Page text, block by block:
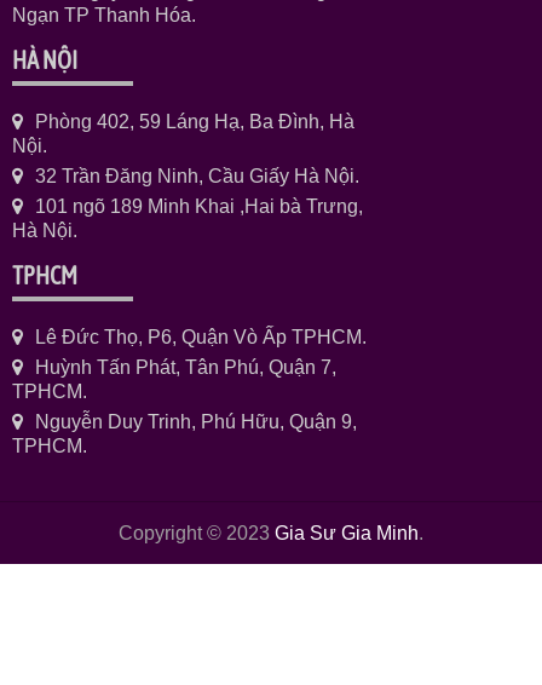
Ngạn TP Thanh Hóa.
HÀ NỘI
Phòng 402, 59 Láng Hạ, Ba Đình, Hà
Nội.
32 Trần Đăng Ninh, Cầu Giấy Hà Nội.
101 ngõ 189 Minh Khai ,Hai bà Trưng,
Hà Nội.
TPHCM
Lê Đức Thọ, P6, Quận Vò Ấp TPHCM.
Huỳnh Tấn Phát, Tân Phú, Quận 7,
TPHCM.
Nguyễn Duy Trinh, Phú Hữu, Quận 9,
TPHCM.
Copyright © 2023 Gia Sư Gia Minh.